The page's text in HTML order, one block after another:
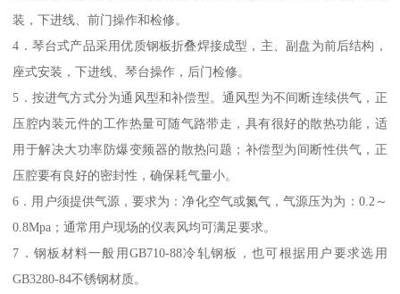
装，下进线、前门操作和检修。
4．琴台式产品采用优质钢板折叠焊接成型，主、副盘为前后结构，
座式安装，下进线、琴台操作，后门检修。
5．按进气方式分为通风型和补偿型。通风型为不间断连续供气，正
压腔内装元件的工作热量可随气路带走，具有很好的散热功能，适
用于解决大功率防爆变频器的散热问题；补偿型为间断性供气，正
压腔要有良好的密封性，确保耗气量小。
6．用户须提供气源，要求为：净化空气或氮气，气源压为为：0.2～
0.8Mpa；通常用户现场的仪表风均可满足要求。
7．钢板材料一般用GB710-88冷轧钢板，也可根据用户要求选用
GB3280-84不锈钢材质。